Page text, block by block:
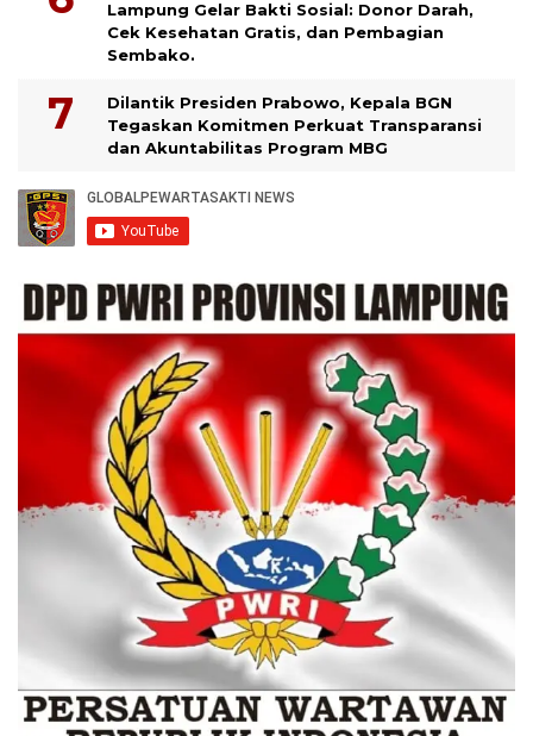
Lampung Gelar Bakti Sosial: Donor Darah,
Cek Kesehatan Gratis, dan Pembagian
Sembako.
Dilantik Presiden Prabowo, Kepala BGN
Tegaskan Komitmen Perkuat Transparansi
dan Akuntabilitas Program MBG